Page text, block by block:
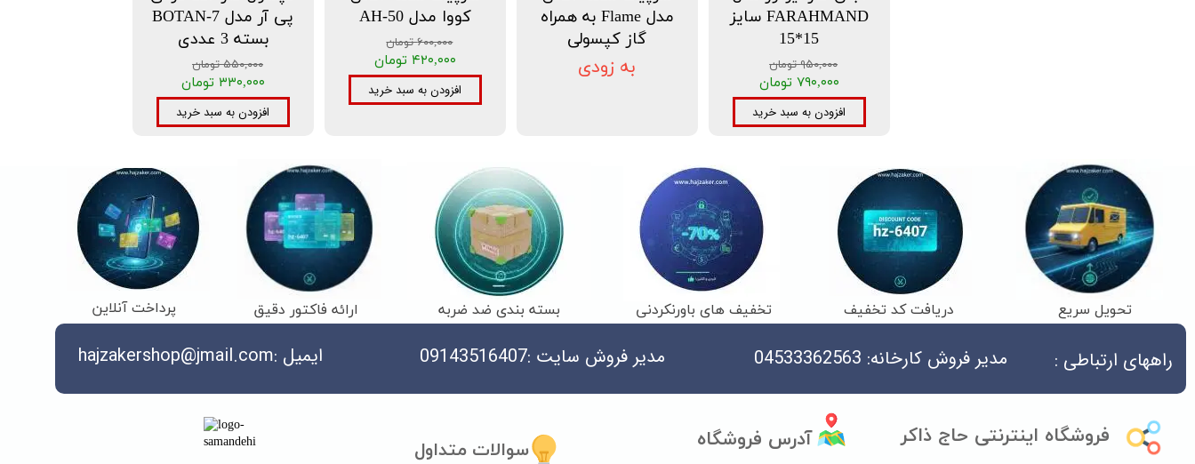
پی آر مدل BOTAN-7
بسته 3 عددی
۵۵۰,۰۰۰ تومان
۳۳۰,۰۰۰ تومان
افزودن به سبد خرید
کووا مدل AH-50
۶۰۰,۰۰۰ تومان
۴۲۰,۰۰۰ تومان
افزودن به سبد خرید
مدل Flame به همراه
گاز کپسولی
به زودی
FARAHMAND سایز
15*15
۹۵۰,۰۰۰ تومان
۷۹۰,۰۰۰ تومان
افزودن به سبد خرید
تحویل سریع دریافت کد تخفیف تخفیف های باورنکردنی بسته بندی ضد ضربه ارائه فاکتور دقیق پرداخت آنلاین
فروشگاه اینترنتی حاج ذاکر آدرس فروشگاه سوالات متداول
مدیر فروش کارخانه: 04533362563 راههای ارتباطی : مدیر فروش سایت :09143516407 ایمیل :hajzakershop@jmail.com